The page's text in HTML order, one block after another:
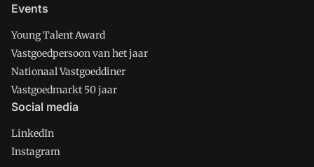
Events
Young Talent Award
Vastgoedpersoon van het jaar
Nationaal Vastgoeddiner
Vastgoedmarkt 50 jaar
Social media
LinkedIn
Instagram